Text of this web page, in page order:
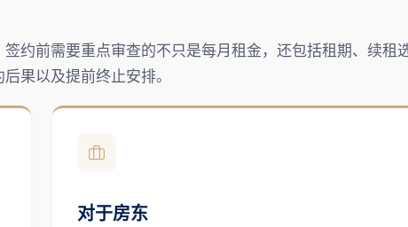
约前需要重点审查的不只是每月租金，还包括租期、续租
果以及提前终止安排。
对于房东